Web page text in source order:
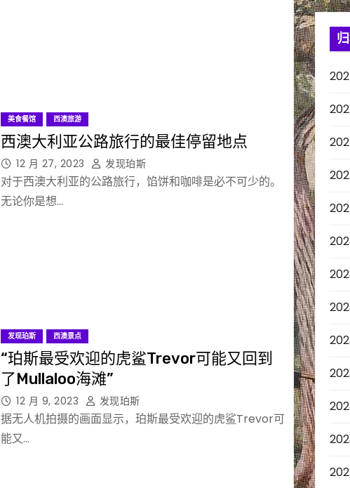
美食餐馆 西澳旅游
西澳大利亚公路旅行的最佳停留地点
12 月 27, 2023 发现珀斯
对于西澳大利亚的公路旅行，馅饼和咖啡是必不可少的。
无论你是想…
发现珀斯 西澳景点
“珀斯最受欢迎的虎鲨Trevor可能又回到
了Mullaloo海滩”
12 月 9, 2023 发现珀斯
据无人机拍摄的画面显示，珀斯最受欢迎的虎鲨Trevor可
能又…